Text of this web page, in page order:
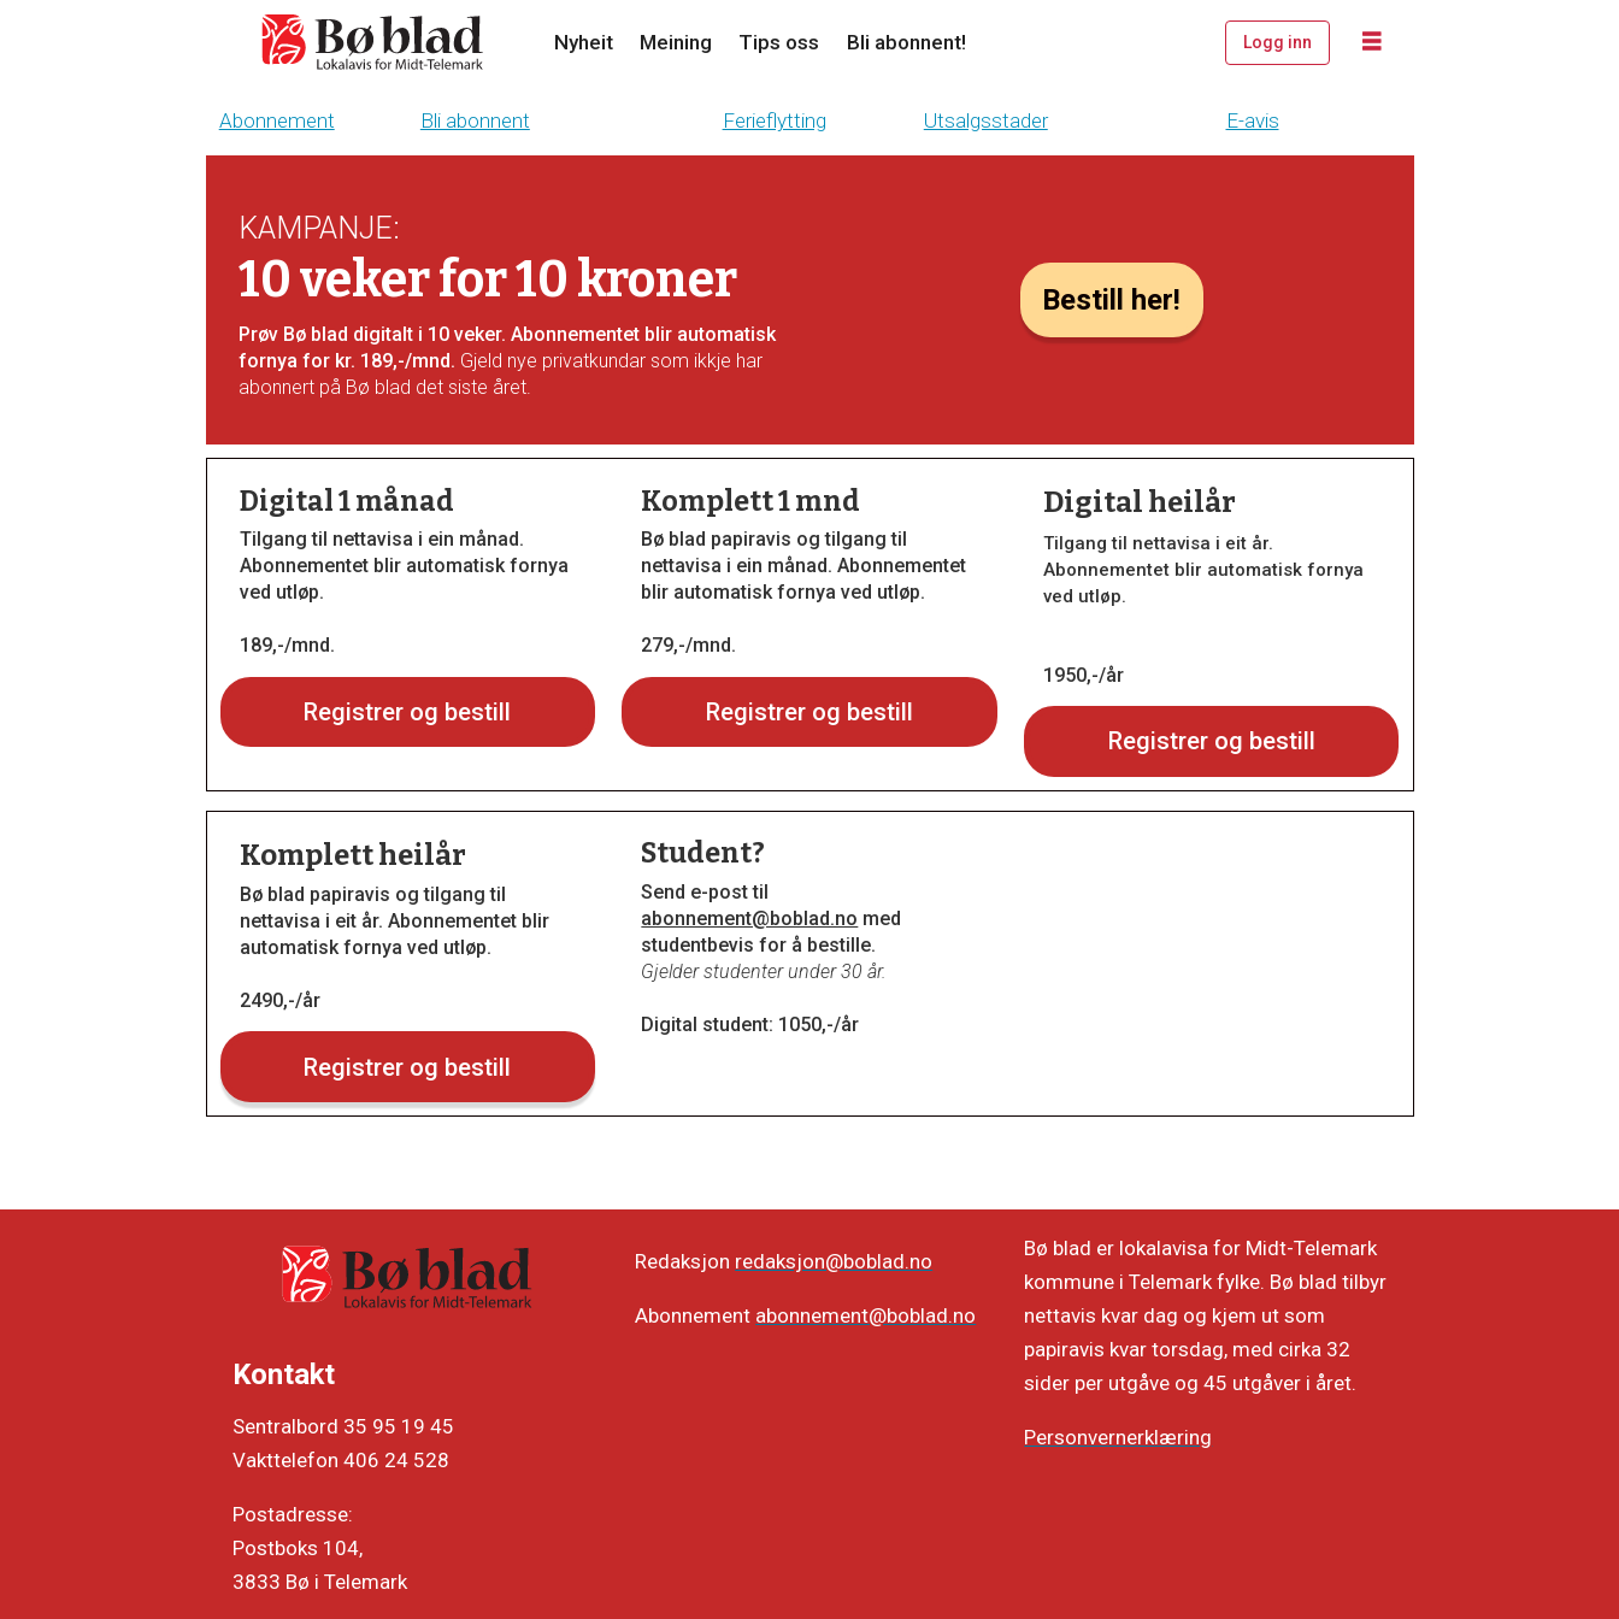
Nyheit Meining Tips oss Bli abonnent! Logg inn
Abonnement Bli abonnent Ferieflytting Utsalgsstader E-avis
KAMPANJE:
10 veker for 10 kroner
Prøv Bø blad digitalt i 10 veker. Abonnementet blir automatisk
fornya for kr. 189,-/mnd. Gjeld nye privatkundar som ikkje har
abonnert på Bø blad det siste året.
Bestill her!
Digital 1 månad
Tilgang til nettavisa i ein månad.
Abonnementet blir automatisk fornya
ved utløp.
189,-/mnd.
Registrer og bestill
Komplett 1 mnd
Bø blad papiravis og tilgang til
nettavisa i ein månad. Abonnementet
blir automatisk fornya ved utløp.
279,-/mnd.
Registrer og bestill
Digital heilår
Tilgang til nettavisa i eit år.
Abonnementet blir automatisk fornya
ved utløp.
1950,-/år
Registrer og bestill
Komplett heilår
Bø blad papiravis og tilgang til
nettavisa i eit år. Abonnementet blir
automatisk fornya ved utløp.
2490,-/år
Registrer og bestill
Student?
Send e-post til
abonnement@boblad.no med
studentbevis for å bestille.
Gjelder studenter under 30 år.
Digital student: 1050,-/år
Kontakt
Sentralbord 35 95 19 45
Vakttelefon 406 24 528
Postadresse:
Postboks 104,
3833 Bø i Telemark
Redaksjon redaksjon@boblad.no
Abonnement abonnement@boblad.no
Bø blad er lokalavisa for Midt-Telemark
kommune i Telemark fylke. Bø blad tilbyr
nettavis kvar dag og kjem ut som
papiravis kvar torsdag, med cirka 32
sider per utgåve og 45 utgåver i året.
Personvernerklæring